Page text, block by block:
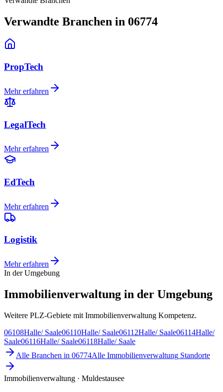
Verwandte Branchen in 06774
PropTech
Mehr erfahren
LegalTech
Mehr erfahren
EdTech
Mehr erfahren
Logistik
Mehr erfahren
In der Umgebung
Immobilienverwaltung in der Umgebung
Weitere PLZ-Gebiete mit Immobilienverwaltung Kompetenz.
06108Halle/ Saale06110Halle/ Saale06112Halle/ Saale06114Halle/
Saale06116Halle/ Saale06118Halle/ Saale
Alle Branchen in 06774Alle Immobilienverwaltung Standorte
Immobilienverwaltung · Muldestausee